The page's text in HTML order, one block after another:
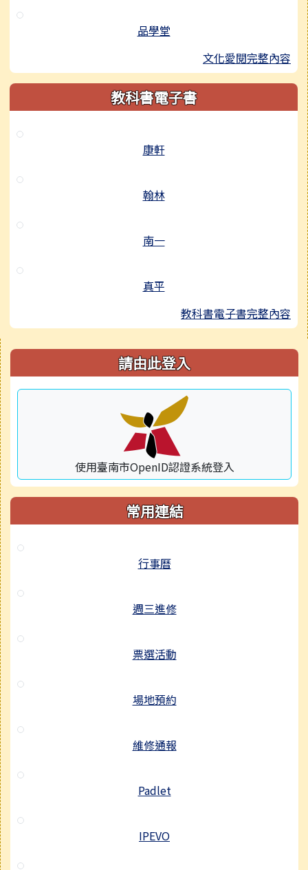
品學堂
文化愛閱完整內容
教科書電子書
康軒
翰林
南一
真平
教科書電子書完整內容
右邊區域內容 請由此登入
使用臺南市OpenID認證系統登入
常用連結
行事曆
週三進修
票選活動
場地預約
維修通報
Padlet
IPEVO